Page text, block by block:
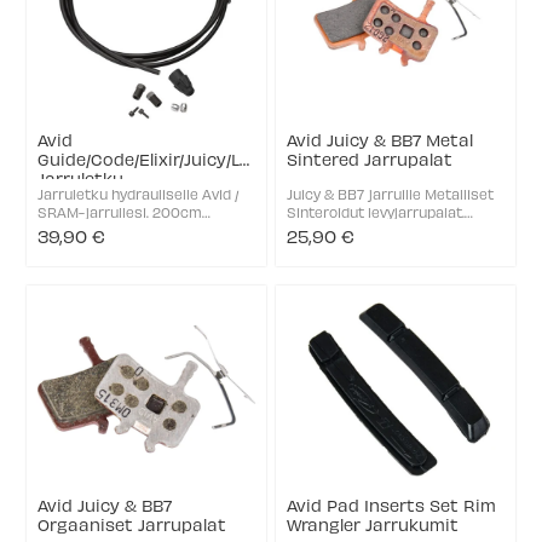
Avid
Guide/Code/Elixir/Juicy/Level/DB
Jarruletku
Jarruletku hydrauliselle Avid /
SRAM-jarrullesi. 200cm
jarruletku sis.
Asennustarvikkeet
39,90 €
Avid Juicy & BB7 Metal
Sintered Jarrupalat
Juicy & BB7 jarruille Metalliset
Sinteroidut levyjarrupalat.
Yhteensopivuu: Juicy & BB7
Metal sintered palat Teräksinen
25,90 €
Avid Juicy & BB7
Orgaaniset Jarrupalat
Avid Pad Inserts Set Rim
Wrangler Jarrukumit